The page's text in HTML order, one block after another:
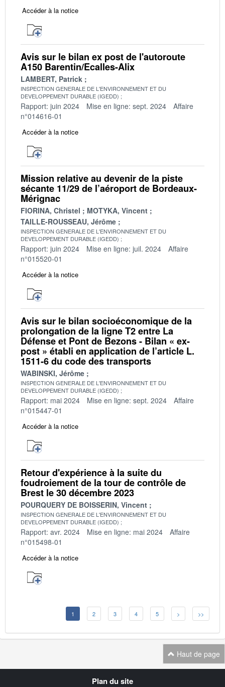
Accéder à la notice
Avis sur le bilan ex post de l'autoroute
A150 Barentin/Ecalles-Alix
LAMBERT, Patrick
INSPECTION GENERALE DE L'ENVIRONNEMENT ET DU
DEVELOPPEMENT DURABLE (IGEDD)
Rapport: juin 2024 Mise en ligne: sept. 2024
Affaire
n°014616-01
Accéder à la notice
Mission relative au devenir de la piste
sécante 11/29 de l’aéroport de Bordeaux-
Mérignac
FIORINA, Christel
MOTYKA, Vincent
TAILLE-ROUSSEAU, Jérôme
INSPECTION GENERALE DE L'ENVIRONNEMENT ET DU
DEVELOPPEMENT DURABLE (IGEDD)
Rapport: juin 2024 Mise en ligne: juil. 2024
Affaire
n°015520-01
Accéder à la notice
Avis sur le bilan socioéconomique de la
prolongation de la ligne T2 entre La
Défense et Pont de Bezons - Bilan « ex-
post » établi en application de l’article L.
1511-6 du code des transports
WABINSKI, Jérôme
INSPECTION GENERALE DE L'ENVIRONNEMENT ET DU
DEVELOPPEMENT DURABLE (IGEDD)
Rapport: mai 2024 Mise en ligne: sept. 2024
Affaire
n°015447-01
Accéder à la notice
Retour d'expérience à la suite du
foudroiement de la tour de contrôle de
Brest le 30 décembre 2023
POURQUERY DE BOISSERIN, Vincent
INSPECTION GENERALE DE L'ENVIRONNEMENT ET DU
DEVELOPPEMENT DURABLE (IGEDD)
Rapport: avr. 2024 Mise en ligne: mai 2024
Affaire
n°015498-01
Accéder à la notice
1 2 3 4 5 > >>
Haut de page
Plan du site